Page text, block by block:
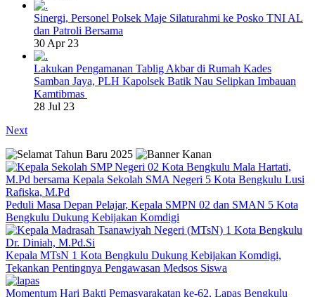
Sinergi, Personel Polsek Maje Silaturahmi ke Posko TNI AL
dan Patroli Bersama
30 Apr 23
Lakukan Pengamanan Tablig Akbar di Rumah Kades
Samban Jaya, PLH Kapolsek Batik Nau Selipkan Imbauan
Kamtibmas
28 Jul 23
Next
Peduli Masa Depan Pelajar, Kepala SMPN 02 dan SMAN 5 Kota
Bengkulu Dukung Kebijakan Komdigi
Kepala MTsN 1 Kota Bengkulu Dukung Kebijakan Komdigi,
Tekankan Pentingnya Pengawasan Medsos Siswa
Momentum Hari Bakti Pemasyarakatan ke-62, Lapas Bengkulu